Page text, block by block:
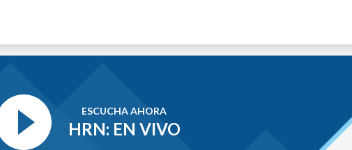
ESCUCHA AHORA
HRN: EN VIVO